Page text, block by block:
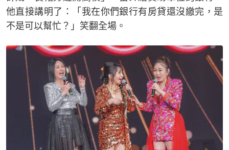
他直接講明了：「我在你們銀行有房貸還沒繳完，是
不是可以幫忙？」笑翻全場。